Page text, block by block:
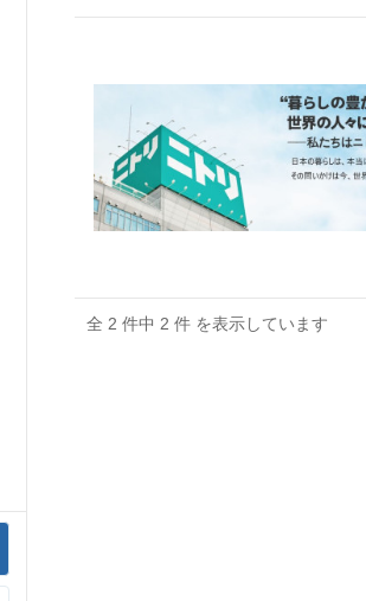
全 2 件中 2 件 を表示しています